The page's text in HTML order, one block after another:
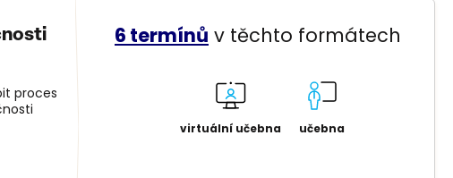
proces
6 termínů v těchto formátech
virtuální učebna učebna